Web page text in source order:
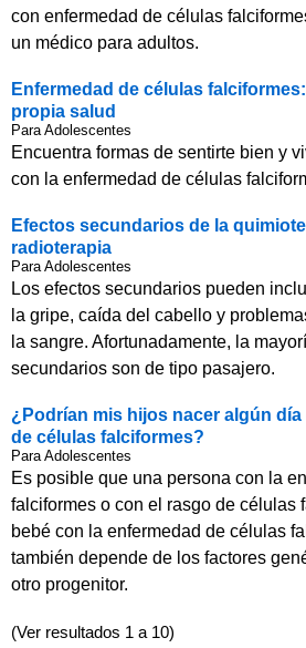
con enfermedad de células
un médico para adultos.
Enfermedad de células
propia salud
Para Adolescentes
Encuentra formas de sentirte bien y
con la enfermedad de células
Efectos secundarios de la
radioterapia
Para Adolescentes
Los efectos secundarios pueden
la gripe, caída del cabello y
la sangre. Afortunadamente, la
secundarios son de tipo pasajero.
¿Podrían mis hijos nacer algún día
de células falciformes?
Para Adolescentes
Es posible que una persona con la
falciformes o con el rasgo de células
bebé con la enfermedad de células
también depende de los factores
otro progenitor.
(Ver resultados 1 a 10)